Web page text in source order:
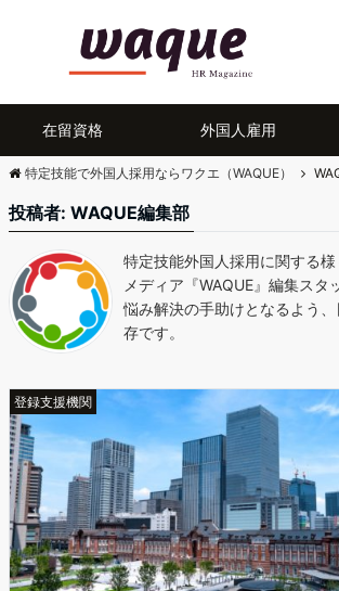
在留資格 外国人雇用
特定技能で外国人採用ならワクエ（WAQUE）
投稿者: WAQUE編集部
特定技能外国人採用に関する
メディア『WAQUE』編集スタ
悩み解決の手助けとなるよう
存です。
登録支援機関